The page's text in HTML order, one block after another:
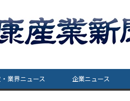
業界ニュース 企業ニュース